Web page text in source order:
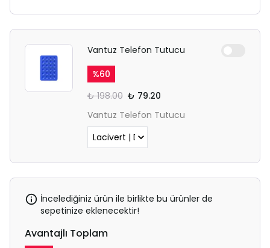
Vantuz Telefon Tutucu
%60
₺ 198.00 ₺ 79.20
Vantuz Telefon Tutucu
İncelediğiniz ürün ile birlikte bu ürünler de
sepetinize eklenecektir!
Avantajlı Toplam